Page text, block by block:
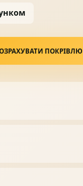
ПОКРІВЛЮ